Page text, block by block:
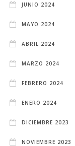
JUNIO 2024
MAYO 2024
ABRIL 2024
MARZO 2024
FEBRERO 2024
ENERO 2024
DICIEMBRE 2023
NOVIEMBRE 2023